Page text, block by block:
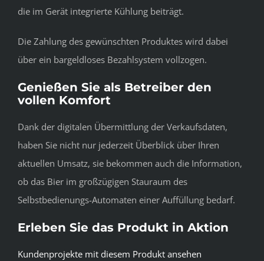
die im Gerät integrierte Kühlung beiträgt.
Die Zahlung des gewünschten Produktes wird dabei
über ein bargeldloses Bezahlsystem vollzogen.
Genießen Sie als Betreiber den
vollen Komfort
Dank der digitalen Übermittlung der Verkaufsdaten,
haben Sie nicht nur jederzeit Überblick über Ihren
aktuellen Umsatz, sie bekommen auch die Information,
ob das Bier im großzügigen Stauraum des
Selbstbedienungs-Automaten einer Auffüllung bedarf.
Erleben Sie das Produkt in Aktion
Kundenprojekte mit diesem Produkt ansehen